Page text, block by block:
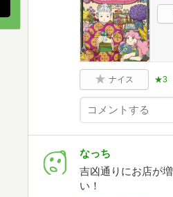
ナイス ★3
なっち
吉凶通りにお店が
い！